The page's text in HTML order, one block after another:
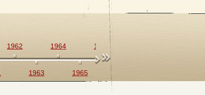
1962
1963
1964
1965
1966